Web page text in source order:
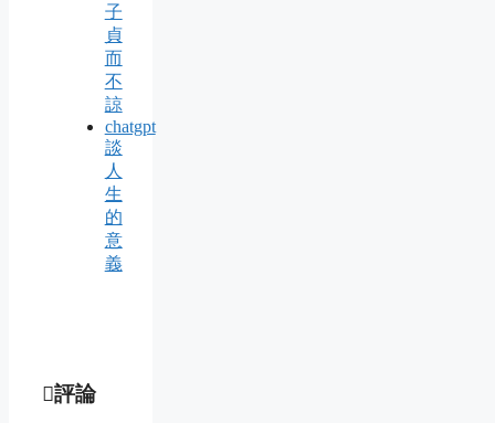
子
貞
而
不
諒
chatgpt
談
人
生
的
意
義
評論